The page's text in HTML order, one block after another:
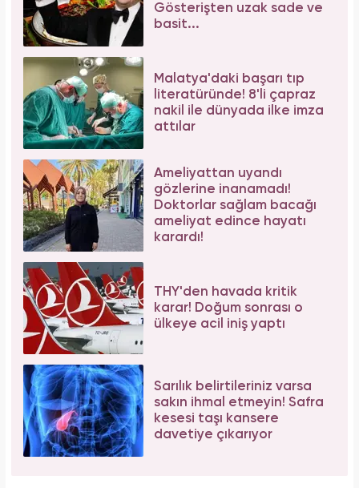
Gösterişten uzak sade ve
basit...
Malatya'daki başarı tıp
literatüründe! 8'li çapraz
nakil ile dünyada ilke imza
attılar
Ameliyattan uyandı
gözlerine inanamadı!
Doktorlar sağlam bacağı
ameliyat edince hayatı
karardı!
THY'den havada kritik
karar! Doğum sonrası o
ülkeye acil iniş yaptı
Sarılık belirtileriniz varsa
sakın ihmal etmeyin! Safra
kesesi taşı kansere
davetiye çıkarıyor